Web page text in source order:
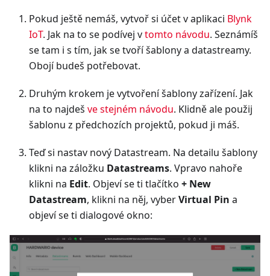
Pokud ještě nemáš, vytvoř si účet v aplikaci Blynk
IoT. Jak na to se podívej vtomto návodu. Seznámíš
se tam i s tím, jak se tvoří šablony a datastreamy.
Obojí budeš potřebovat.
Druhým krokem je vytvoření šablony zařízení. Jak
na to najdeš ve stejném návodu. Klidně ale použij
šablonu z předchozích projektů, pokud ji máš.
Teď si nastav nový Datastream. Na detailu šablony
klikni na záložku Datastreams. Vpravo nahoře
klikni na Edit. Objeví se ti tlačítko + New
Datastream, klikni na něj, vyberVirtual Pin a
objeví se ti dialogové okno: